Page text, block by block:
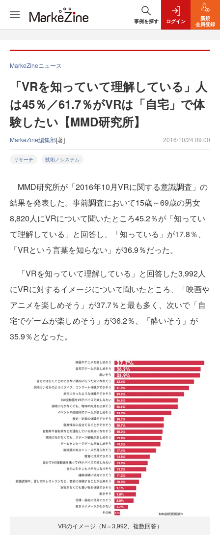
事例を探す ログイン
新規
会員登録
MarkeZineニュース
「VRを知っていて理解している」人
は45％／61.7％がVRは「自宅」で体
験したい【MMD研究所】
MarkeZine編集部[著] 2016/10/24 09:00
リサーチ 技術／システム
MMD研究所が「2016年10月VRに関する意識調査」の
結果を発表した。事前調査において15歳～69歳の男女
8,820人にVRについて聞いたところ45.2％が「知ってい
て理解している」と回答し、「知っている」が17.8％、
「VRという言葉を知らない」が36.9％だった。
「VRを知っていて理解している」と回答した3,992人
にVRに対するイメージについて聞いたところ、「映画や
アニメを楽しめそう」が37.7％と最も多く、次いで「自
宅でゲームが楽しめそう」が36.2％、「酔いそう」が
35.9％となった。
VRのイメージ（N＝3,992、複数回答）